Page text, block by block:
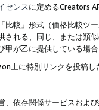
センスに定めるCreators
比較」形式（価格比較ツ
される、同じ、または類
甲が乙に提供している場
上に特別リンクを投稿
、依存関係サービスおよ